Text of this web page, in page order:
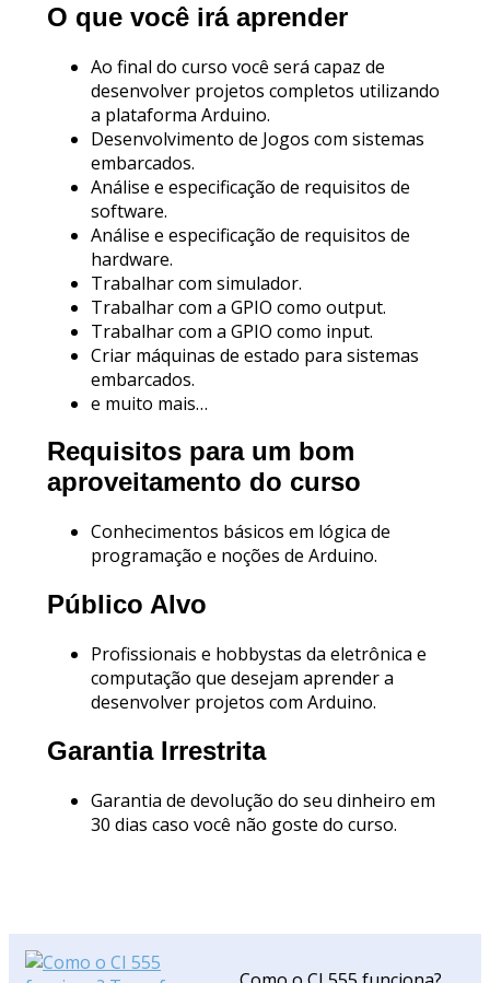
O que você irá aprender
Ao final do curso você será capaz de
desenvolver projetos completos utilizando
a plataforma Arduino.
Desenvolvimento de Jogos com sistemas
embarcados.
Análise e especificação de requisitos de
software.
Análise e especificação de requisitos de
hardware.
Trabalhar com simulador.
Trabalhar com a GPIO como output.
Trabalhar com a GPIO como input.
Criar máquinas de estado para sistemas
embarcados.
e muito mais…
Requisitos para um bom
aproveitamento do curso
Conhecimentos básicos em lógica de
programação e noções de Arduino.
Público Alvo
Profissionais e hobbystas da eletrônica e
computação que desejam aprender a
desenvolver projetos com Arduino.
Garantia Irrestrita
Garantia de devolução do seu dinheiro em
30 dias caso você não goste do curso.